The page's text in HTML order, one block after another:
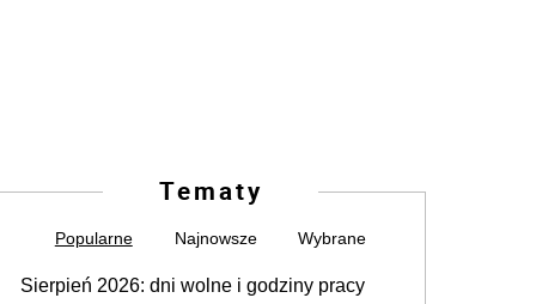
Tematy
Popularne Najnowsze Wybrane
Sierpień 2026: dni wolne i godziny pracy